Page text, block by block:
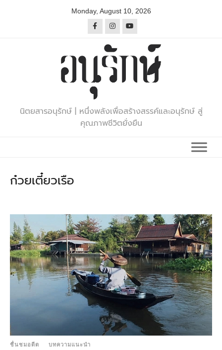
Monday, August 10, 2026
นิตยสารอนุรักษ์ | หนึ่งพลังเพื่อสร้างสรรค์และอนุรักษ์ สู่
คุณภาพชีวิตยั่งยืน
ก๋วยเตี๋ยวเรือ
ชื่นชมอดีต บทความแนะนำ